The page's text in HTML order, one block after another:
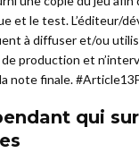
et le test. L’éditeur/
à diffuser et/ou
production et
note finale.
qui